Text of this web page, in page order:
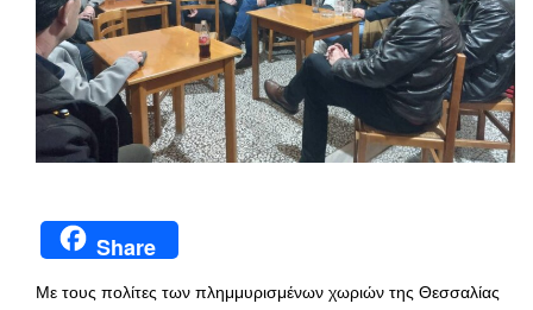
Share
Με τους πολίτες των πλημμυρισμένων χωριών της Θεσσαλίας